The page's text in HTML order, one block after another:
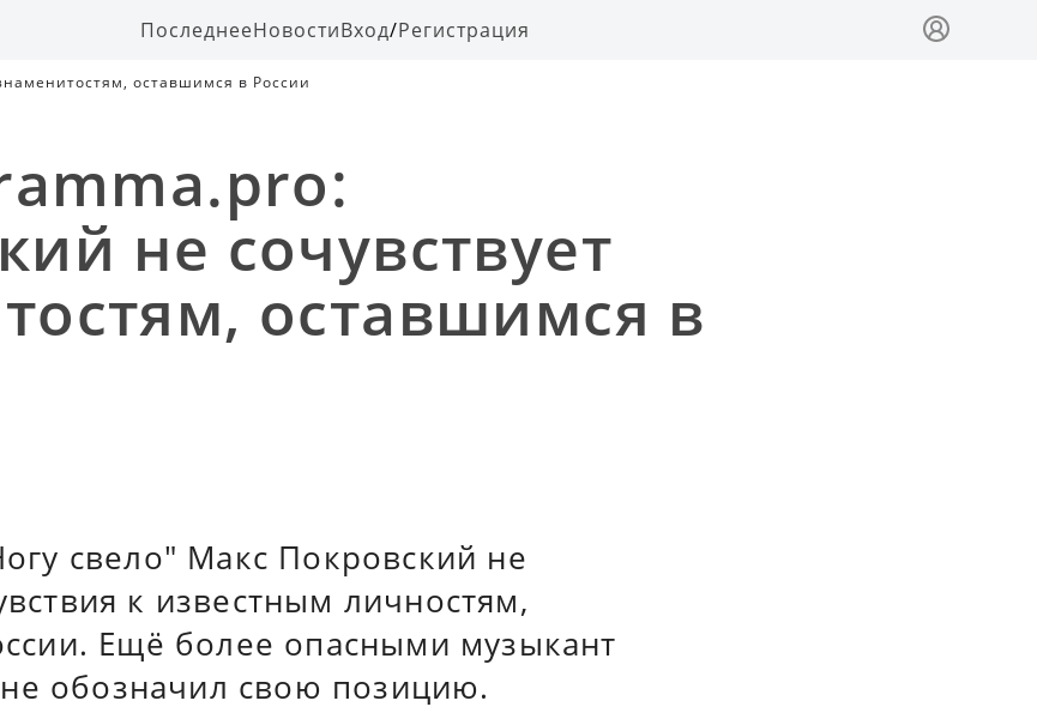
ПоследнееНовостиВход/Регистрация
оставшимся в России
не сочувствует
оставшимся в
свело" Макс Покровский не
к известным личностям,
Ещё более опасными музыкант
не обозначил свою позицию.